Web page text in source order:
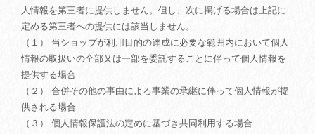
人情報を第三者に提供しません。但し、次に掲げる場合は上記に
定める第三者への提供には該当しません。
（１） 当ショップが利用目的の達成に必要な範囲内において個人
情報の取扱いの全部又は一部を委託することに伴って個人情報を
提供する場合
（２） 合併その他の事由による事業の承継に伴って個人情報が提
供される場合
（３） 個人情報保護法の定めに基づき共同利用する場合